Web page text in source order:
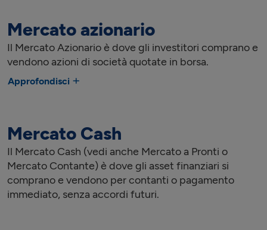
Mercato azionario
Il Mercato Azionario è dove gli investitori comprano e
vendono azioni di società quotate in borsa.
Approfondisci
Mercato Cash
Il Mercato Cash (vedi anche Mercato a Pronti o
Mercato Contante) è dove gli asset finanziari si
comprano e vendono per contanti o pagamento
immediato, senza accordi futuri.